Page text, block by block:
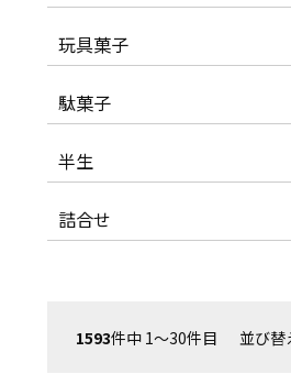
玩具菓子
駄菓子
半生
詰合せ
1593件中 1〜30件目 並び替